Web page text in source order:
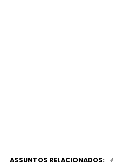
ASSUNTOS RELACIONADOS: